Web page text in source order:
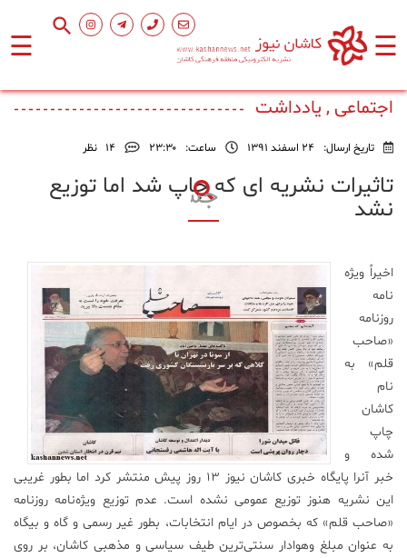
☰ ☰
اصلی
فرهنگ
محیط
زیست
علم
و
فناوری
عکس
اجتماعی , یادداشت
تاریخ ارسال: 24 اسفند 1391 ساعت: ۲۳:۳۰ 14 نظر
تاثیرات نشریه ای که چاپ شد اما توزیع
نشد
اخیراً ویژه
نامه
روزنامه
«صاحب
قلم» به
نام
کاشان
چاپ
شده و
خبر آنرا پایگاه خبری کاشان نیوز 13 روز پیش منتشر کرد اما بطور غریبی
این نشریه هنوز توزیع عمومی نشده است. عدم توزیع ویژه‌نامه روزنامه
«صاحب قلم» که بخصوص در ایام انتخابات، بطور غیر رسمی و گاه و بیگاه
به عنوان مبلغ وهوادار سنتی‌ترین طیف سیاسی و مذهبی کاشان، بر روی